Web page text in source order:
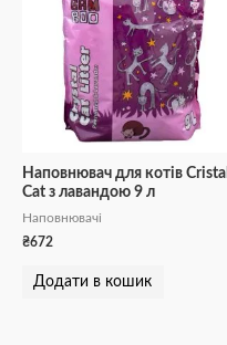
Наповнювач для котів Cristal
Cat з лавандою 9 л
Наповнювачі
₴672
Додати в кошик